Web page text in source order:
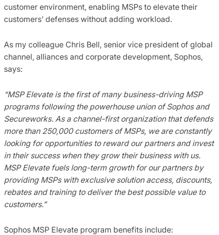
customer environment, enabling MSPs to elevate their
customers’ defenses without adding workload.
As my colleague Chris Bell, senior vice president of global
channel, alliances and corporate development, Sophos,
says:
“MSP Elevate is the first of many business-driving MSP
programs following the powerhouse union of Sophos and
Secureworks. As a channel-first organization that defends
more than 250,000 customers of MSPs, we are constantly
looking for opportunities to reward our partners and invest
in their success when they grow their business with us.
MSP Elevate fuels long-term growth for our partners by
providing MSPs with exclusive solution access, discounts,
rebates and training to deliver the best possible value to
customers.”
Sophos MSP Elevate program benefits include: